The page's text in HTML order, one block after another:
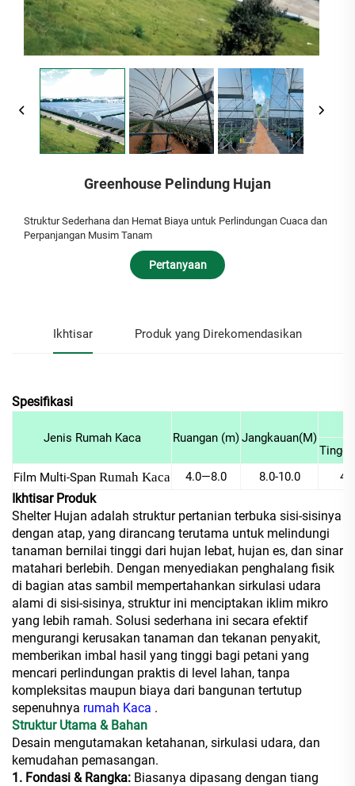
Greenhouse Pelindung Hujan
Struktur Sederhana dan Hemat Biaya untuk Perlindungan Cuaca dan
Perpanjangan Musim Tanam
Pertanyaan
Ikhtisar Produk yang Direkomendasikan
Spesifikasi
Jenis Rumah Kaca Ruangan (m)Jangkauan(M)
Tinggi
Film Multi-Span Rumah Kaca 4.0—8.0 8.0-10.0
Ikhtisar Produk
Shelter Hujan adalah struktur pertanian terbuka sisi-sisinya
dengan atap, yang dirancang terutama untuk melindungi
tanaman bernilai tinggi dari hujan lebat, hujan es, dan sinar
matahari berlebih. Dengan menyediakan penghalang fisik
di bagian atas sambil mempertahankan sirkulasi udara
alami di sisi-sisinya, struktur ini menciptakan iklim mikro
yang lebih ramah. Solusi sederhana ini secara efektif
mengurangi kerusakan tanaman dan tekanan penyakit,
memberikan imbal hasil yang tinggi bagi petani yang
mencari perlindungan praktis di level lahan, tanpa
kompleksitas maupun biaya dari bangunan tertutup
sepenuhnya rumah Kaca .
Struktur Utama & Bahan
Desain mengutamakan ketahanan, sirkulasi udara, dan
kemudahan pemasangan.
1. Fondasi & Rangka: Biasanya dipasang dengan tiang